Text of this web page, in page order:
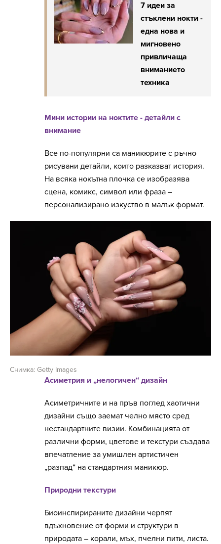
7 идеи за
стъклени нокти -
една нова и
мигновено
привличаща
вниманието
техника
Мини истории на ноктите - детайли с
внимание
Все по-популярни са маникюрите с ръчно
рисувани детайли, които разказват история.
На всяка нокътна плочка се изобразява
сцена, комикс, символ или фраза –
персонализирано изкуство в малък формат.
Снимка: Getty Images
Асиметрия и „нелогичен“ дизайн
Асиметричните и на пръв поглед хаотични
дизайни също заемат челно място сред
нестандартните визии. Комбинацията от
различни форми, цветове и текстури създава
впечатление за умишлен артистичен
„разпад“ на стандартния маникюр.
Природни текстури
Биоинспирираните дизайни черпят
вдъхновение от форми и структури в
природата – корали, мъх, пчелни пити, листа.